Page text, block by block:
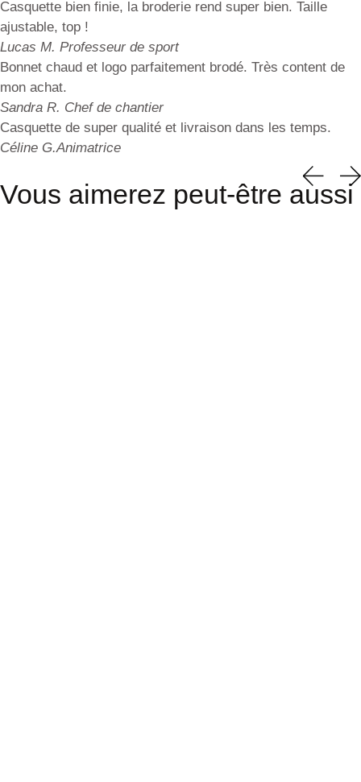
Casquette bien finie, la broderie rend super bien. Taille
ajustable, top !
Lucas M. Professeur de sport
Bonnet chaud et logo parfaitement brodé. Très content de
mon achat.
Sandra R. Chef de chantier
Casquette de super qualité et livraison dans les temps.
Céline G.Animatrice
Vous aimerez peut-être aussi